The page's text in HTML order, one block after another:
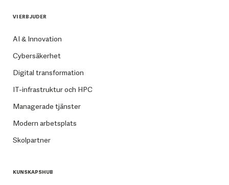
VI ERBJUDER
AI & Innovation
Cybersäkerhet
Digital transformation
IT-infrastruktur och HPC
Managerade tjänster
Modern arbetsplats
Skolpartner
KUNSKAPSHUB